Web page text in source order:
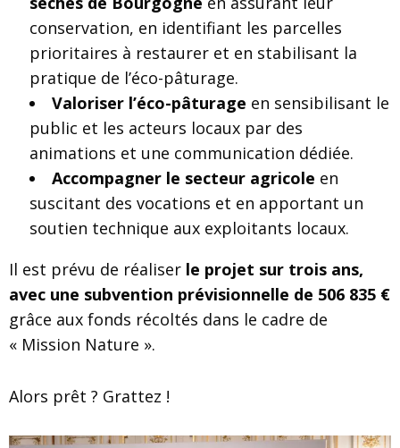
conservation, en identifiant les parcelles
prioritaires à restaurer et en stabilisant la
pratique de l’éco-pâturage.
Valoriser l’éco-pâturage en sensibilisant le
public et les acteurs locaux par des
animations et une communication dédiée.
Accompagner le secteur agricole en
suscitant des vocations et en apportant un
soutien technique aux exploitants locaux.
Il est prévu de réaliser le projet sur trois ans,
avec une subvention prévisionnelle de 506 835 €
grâce aux fonds récoltés dans le cadre de
« Mission Nature ».
Alors prêt ? Grattez !